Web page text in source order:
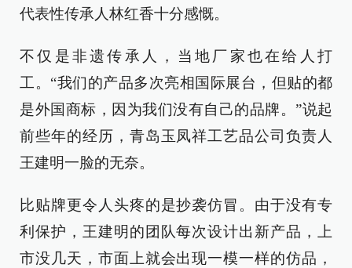
代表性传承人林红香十分感慨。
不仅是非遗传承人，当地厂家也在给人打
工。“我们的产品多次亮相国际展台，但贴的都
是外国商标，因为我们没有自己的品牌。”说起
前些年的经历，青岛玉凤祥工艺品公司负责人
王建明一脸的无奈。
比贴牌更令人头疼的是抄袭仿冒。由于没有专
利保护，王建明的团队每次设计出新产品，上
市没几天，市面上就会出现一模一样的仿品，